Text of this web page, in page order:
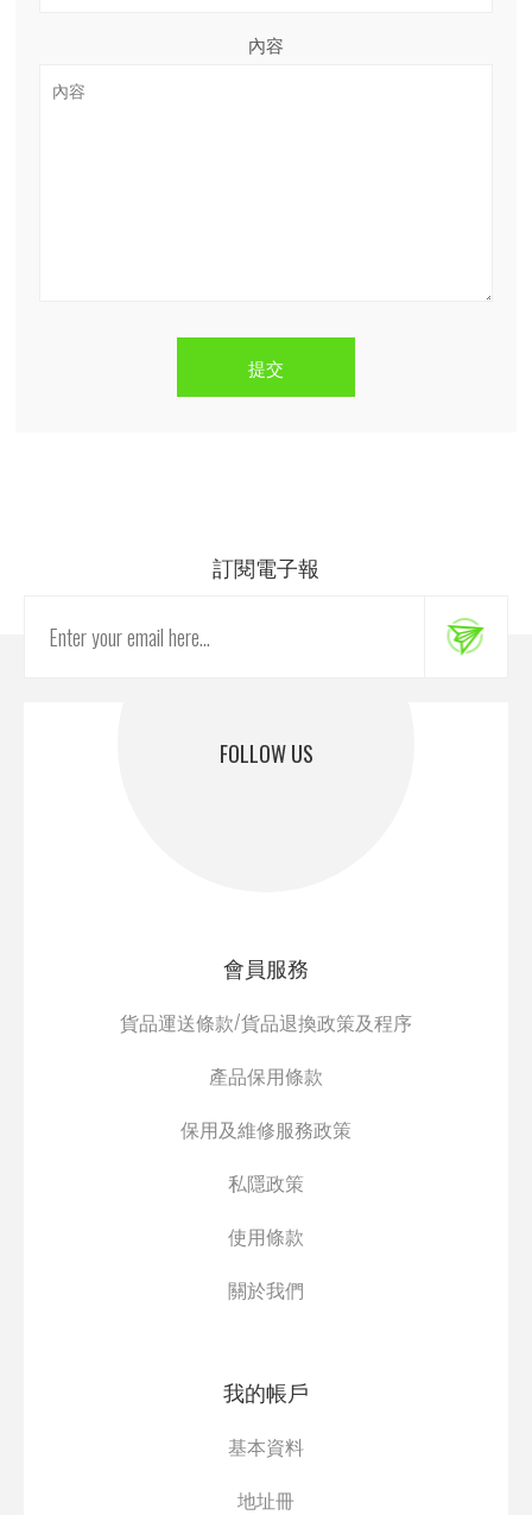
內容
訂閱電子報
FOLLOW US
會員服務
貨品運送條款/貨品退換政策及程序
產品保用條款
保用及維修服務政策
私隱政策
使用條款
關於我們
我的帳戶
基本資料
地址冊